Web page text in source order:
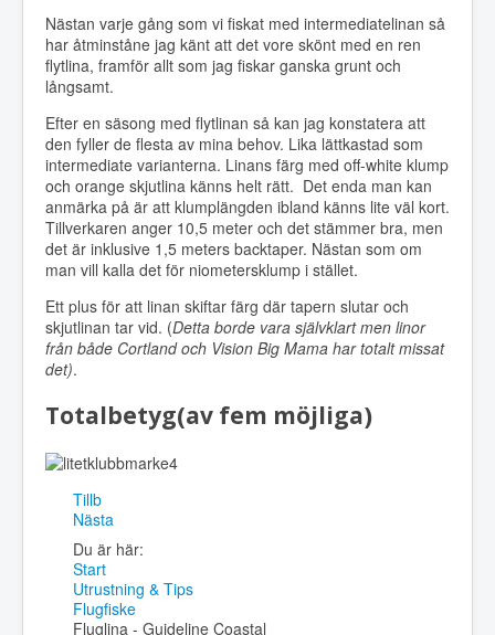
Nästan varje gång som vi fiskat med intermediatelinan så
har åtminståne jag känt att det vore skönt med en ren
flytlina, framför allt som jag fiskar ganska grunt och
långsamt.
Efter en säsong med flytlinan så kan jag konstatera att
den fyller de flesta av mina behov. Lika lättkastad som
intermediate varianterna. Linans färg med off-white klump
och orange skjutlina känns helt rätt. Det enda man kan
anmärka på är att klumplängden ibland känns lite väl kort.
Tillverkaren anger 10,5 meter och det stämmer bra, men
det är inklusive 1,5 meters backtaper. Nästan som om
man vill kalla det för niometersklump i stället.
Ett plus för att linan skiftar färg där tapern slutar och
skjutlinan tar vid. (Detta borde vara självklart men linor
från både Cortland och Vision Big Mama har totalt missat
det).
Totalbetyg(av fem möjliga)
Tillb
Nästa
Du är här:
Start
Utrustning & Tips
Flugfiske
Fluglina - Guideline Coastal